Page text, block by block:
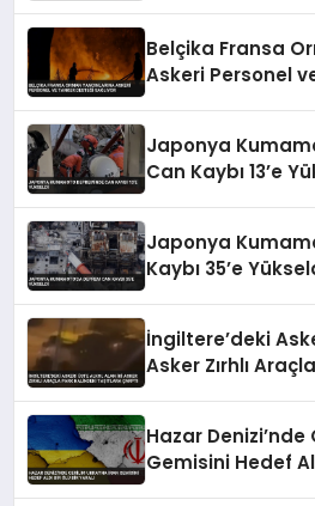
Belçika Fransa
Askeri Personel
Japonya
Can Kaybı 13’e
Japonya
Kaybı 35’e
İngiltere’deki
Asker Zırhlı
Hazar
Gemisini Hedef